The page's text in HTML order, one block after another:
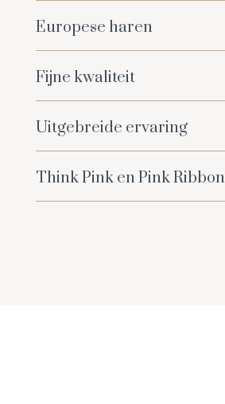
Europese haren
Fijne kwaliteit
Uitgebreide ervaring
Think Pink en Pink Ribbon